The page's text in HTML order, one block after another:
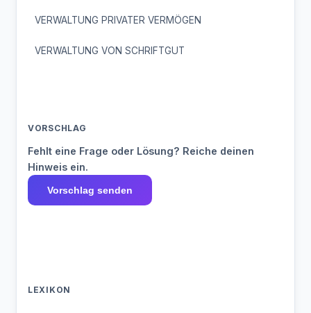
VERWALTUNG PRIVATER VERMÖGEN
VERWALTUNG VON SCHRIFTGUT
VORSCHLAG
Fehlt eine Frage oder Lösung? Reiche deinen
Hinweis ein.
Vorschlag senden
LEXIKON